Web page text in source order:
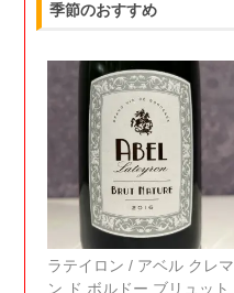
季節のおすすめ
ラテイロン / アベル クレマ
ン ド ボルドー ブリュット